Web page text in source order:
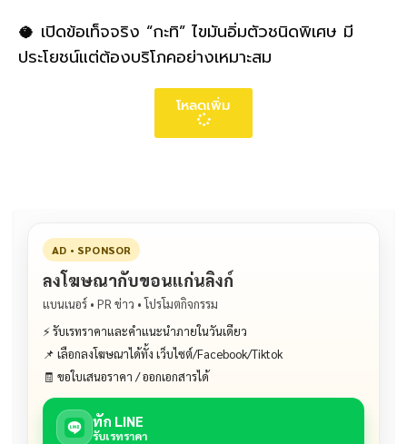
🥥 เปิดข้อเท็จจริง “กะทิ” ไขมันอิ่มตัวชนิดพิเศษ มี
ประโยชน์แต่ต้องบริโภคอย่างเหมาะสม
โหลดเพิ่ม
AD • SPONSOR
ลงโฆษณากับขอนแก่นลิงก์
แบนเนอร์ • PR ข่าว • โปรโมตกิจกรรม
⚡ รับเรทราคาและคำแนะนำภายในวันเดียว
📌 เลือกลงโฆษณาได้ทั้ง เว็บไซต์/Facebook/Tiktok
🧾 ขอใบเสนอราคา / ออกเอกสารได้
ทัก LINE
รับเรทราคา